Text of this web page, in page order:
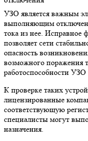
УЗО является важным
выполняющим
тока из нее. Исправное
позволяет сети
опасность
возможного поражения
работоспособности
К проверке таких
лицензированные
соответствующую
специалисты могут
назначения.